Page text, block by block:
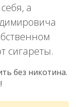
а
сигареты.
без никотина.